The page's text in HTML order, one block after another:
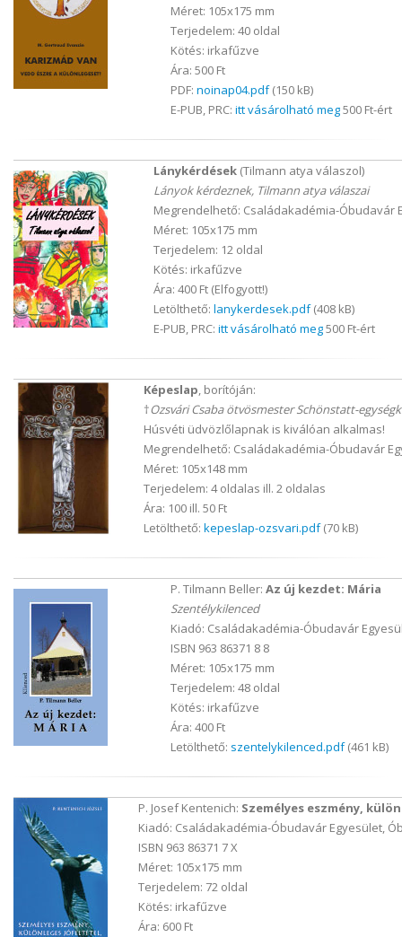
Méret: 105x175 mm
Terjedelem: 40 oldal
Kötés: irkafűzve
Ára: 500 Ft
PDF: noinap04.pdf(150 kB)
E-PUB, PRC: itt vásárolható meg500 Ft-ért
Lánykérdések (Tilmann atya válaszol)
Lányok kérdeznek, Tilmann atya válaszai
Megrendelhető: Családakadémia-Óbudavár
Méret: 105x175 mm
Terjedelem: 12 oldal
Kötés: irkafűzve
Ára: 400 Ft (Elfogyott!)
Letölthető: lanykerdesek.pdf(408 kB)
E-PUB, PRC: itt vásárolható meg500 Ft-ért
Képeslap, borítóján:
†Ozsvári Csaba ötvösmester Schönstatt-
Húsvéti üdvözlőlapnak is kiválóan alkalmas!
Megrendelhető: Családakadémia-Óbudavár
Méret: 105x148 mm
Terjedelem: 4 oldalas ill. 2 oldalas
Ára: 100 ill. 50 Ft
Letölthető: kepeslap-ozsvari.pdf(70 kB)
P. Tilmann Beller: Az új kezdet: Mária
Szentélykilenced
Kiadó: Családakadémia-Óbudavár
ISBN 963 86371 8 8
Méret: 105x175 mm
Terjedelem: 48 oldal
Kötés: irkafűzve
Ára: 400 Ft
Letölthető: szentelykilenced.pdf(461 kB)
P. Josef Kentenich: Személyes eszmény,
Kiadó: Családakadémia-Óbudavár Egyesület,
ISBN 963 86371 7 X
Méret: 105x175 mm
Terjedelem: 72 oldal
Kötés: irkafűzve
Ára: 600 Ft